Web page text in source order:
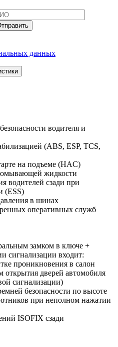
данных
водителя и
(ABS, ESP, TCS,
на подъеме (HAC)
омывающей жидкости
водителей сзади при
(ESS)
в шинах
оперативных служб
замком в ключе +
сигнализации входит:
проникновения в салон
открытия дверей автомобиля
сигнализации)
безопасности по высоте
при неполном нажатии
ISOFIX сзади